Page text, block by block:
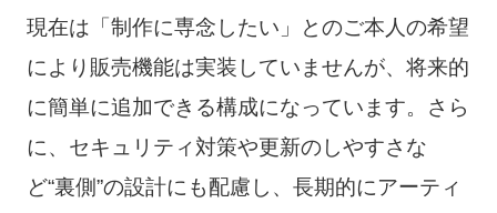
現在は「制作に専念したい」とのご本人の希望
により販売機能は実装していませんが、将来的
に簡単に追加できる構成になっています。さら
に、セキュリティ対策や更新のしやすさな
ど“裏側”の設計にも配慮し、長期的にアーティ